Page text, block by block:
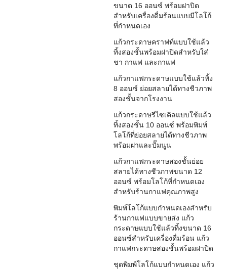
ขนาด 16 ออนซ์ พร้อมฝาปิด
สำหรับเครื่องดื่มร้อนแบบมีโลโก้
ที่กำหนดเอง
แก้วกระดาษคราฟท์แบบใช้แล้ว
ทิ้งสองชั้นพร้อมฝาปิดสำหรับใส่
ชา กาแฟ และกาแฟ
แก้วกาแฟกระดาษแบบใช้แล้วทิ้ง
8 ออนซ์ ย่อยสลายได้ทางชีวภาพ
สองชั้นจากโรงงาน
แก้วกระดาษรีไซเคิลแบบใช้แล้ว
ทิ้งสองชั้น 10 ออนซ์ พร้อมพิมพ์
โลโก้ที่ย่อยสลายได้ทางชีวภาพ
พร้อมฝาและปั๊มนูน
แก้วกาแฟกระดาษสองชั้นย่อย
สลายได้ทางชีวภาพขนาด 12
ออนซ์ พร้อมโลโก้ที่กำหนดเอง
สำหรับร้านกาแฟคุณภาพสูง
พิมพ์โลโก้แบบกำหนดเองสำหรับ
ร้านกาแฟแบบขายส่ง แก้ว
กระดาษแบบใช้แล้วทิ้งขนาด 16
ออนซ์สำหรับเครื่องดื่มร้อน แก้ว
กาแฟกระดาษสองชั้นพร้อมฝาปิด
ชุดพิมพ์โลโก้แบบกำหนดเอง แก้ว